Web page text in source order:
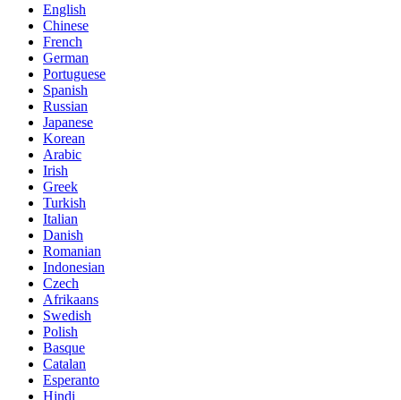
English
Chinese
French
German
Portuguese
Spanish
Russian
Japanese
Korean
Arabic
Irish
Greek
Turkish
Italian
Danish
Romanian
Indonesian
Czech
Afrikaans
Swedish
Polish
Basque
Catalan
Esperanto
Hindi